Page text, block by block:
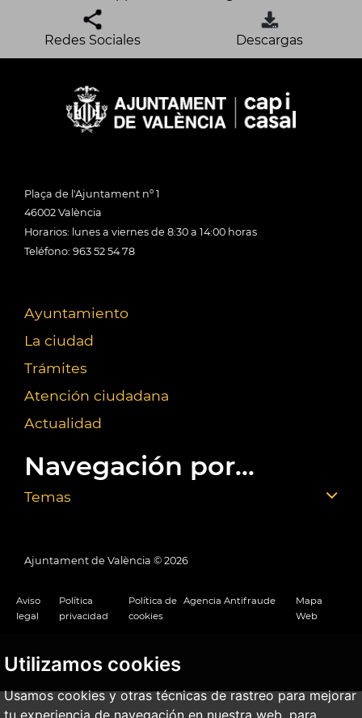
Utilizamos cookies
Usamos cookies y otras técnicas de rastreo para mejorar
tu experiencia de navegación en nuestra web, para
Redes Sociales Descargas
Plaça de l'Ajuntament nº 1
46002 València
Horarios: lunes a viernes de 8:30 a 14:00 horas
Teléfono: 963 52 54 78
Ayuntamiento
La ciudad
Trámites
Atención ciudadana
Actualidad
Navegación por...
Temas
Ajuntament de València © 2026
Aviso
legal
Política
privacidad
Política de
cookies
Agencia Antifraude
Mapa
Web